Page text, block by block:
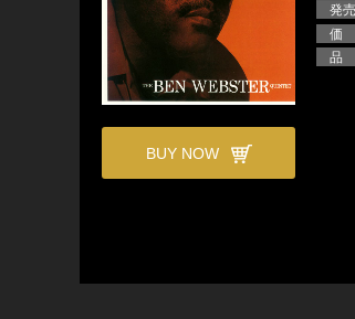
BUY NOW
発
価
品